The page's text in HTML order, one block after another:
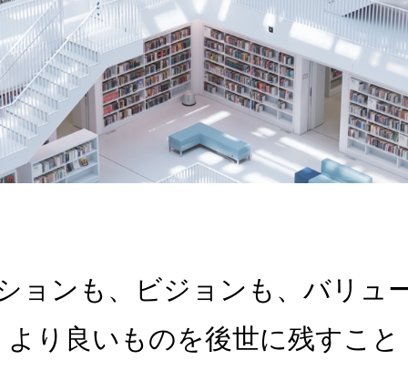
ョンも、ビジョンも、バリュ
より良いものを後世に残すこと